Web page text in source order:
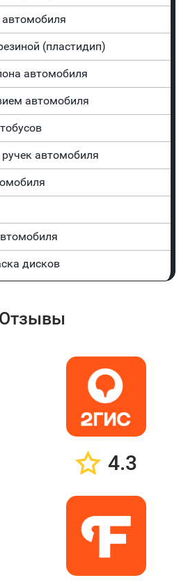
(пластидип)
автомобиля
автомобиля
автомобиля
дисков
Отзывы
4.3